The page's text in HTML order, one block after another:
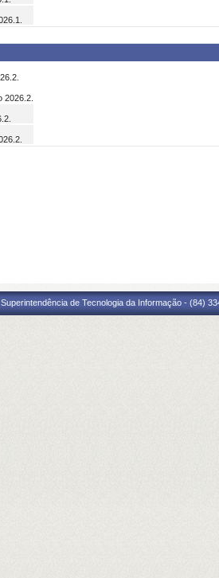
2026.2.
de Tecnologia da Informação - (84)